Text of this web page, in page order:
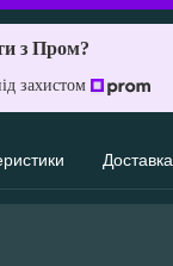
з Пром?
захистом
Доставка